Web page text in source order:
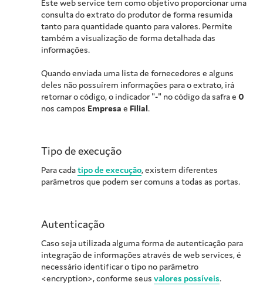
Este web service tem como objetivo proporcionar uma
consulta do extrato do produtor de forma resumida
tanto para quantidade quanto para valores. Permite
também a visualização de forma detalhada das
informações.
Quando enviada uma lista de fornecedores e alguns
deles não possuírem informações para o extrato, irá
retornar o código, o indicador "-" no código da safra e 0
nos campos Empresa e Filial.
Tipo de execução
Para cadatipo de execução, existem diferentes
parâmetros que podem ser comuns a todas as portas.
Autenticação
Caso seja utilizada alguma forma de autenticação para
integração de informações através de web services, é
necessário identificar o tipo no parâmetro
<encryption>, conforme seus valores possíveis.